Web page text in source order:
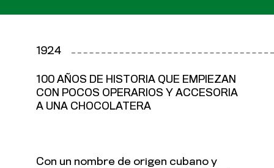
100 AÑOS DE HISTORIA QUE EMPIEZAN
CON POCOS OPERARIOS Y ACCESORIA
A UNA CHOCOLATERA
1924
Con un nombre de origen cubano y